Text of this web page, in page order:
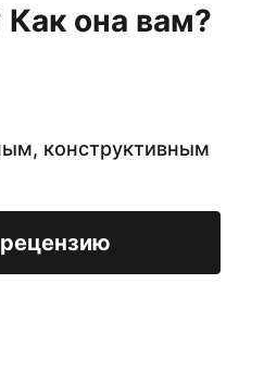
Как она вам?
конструктивным